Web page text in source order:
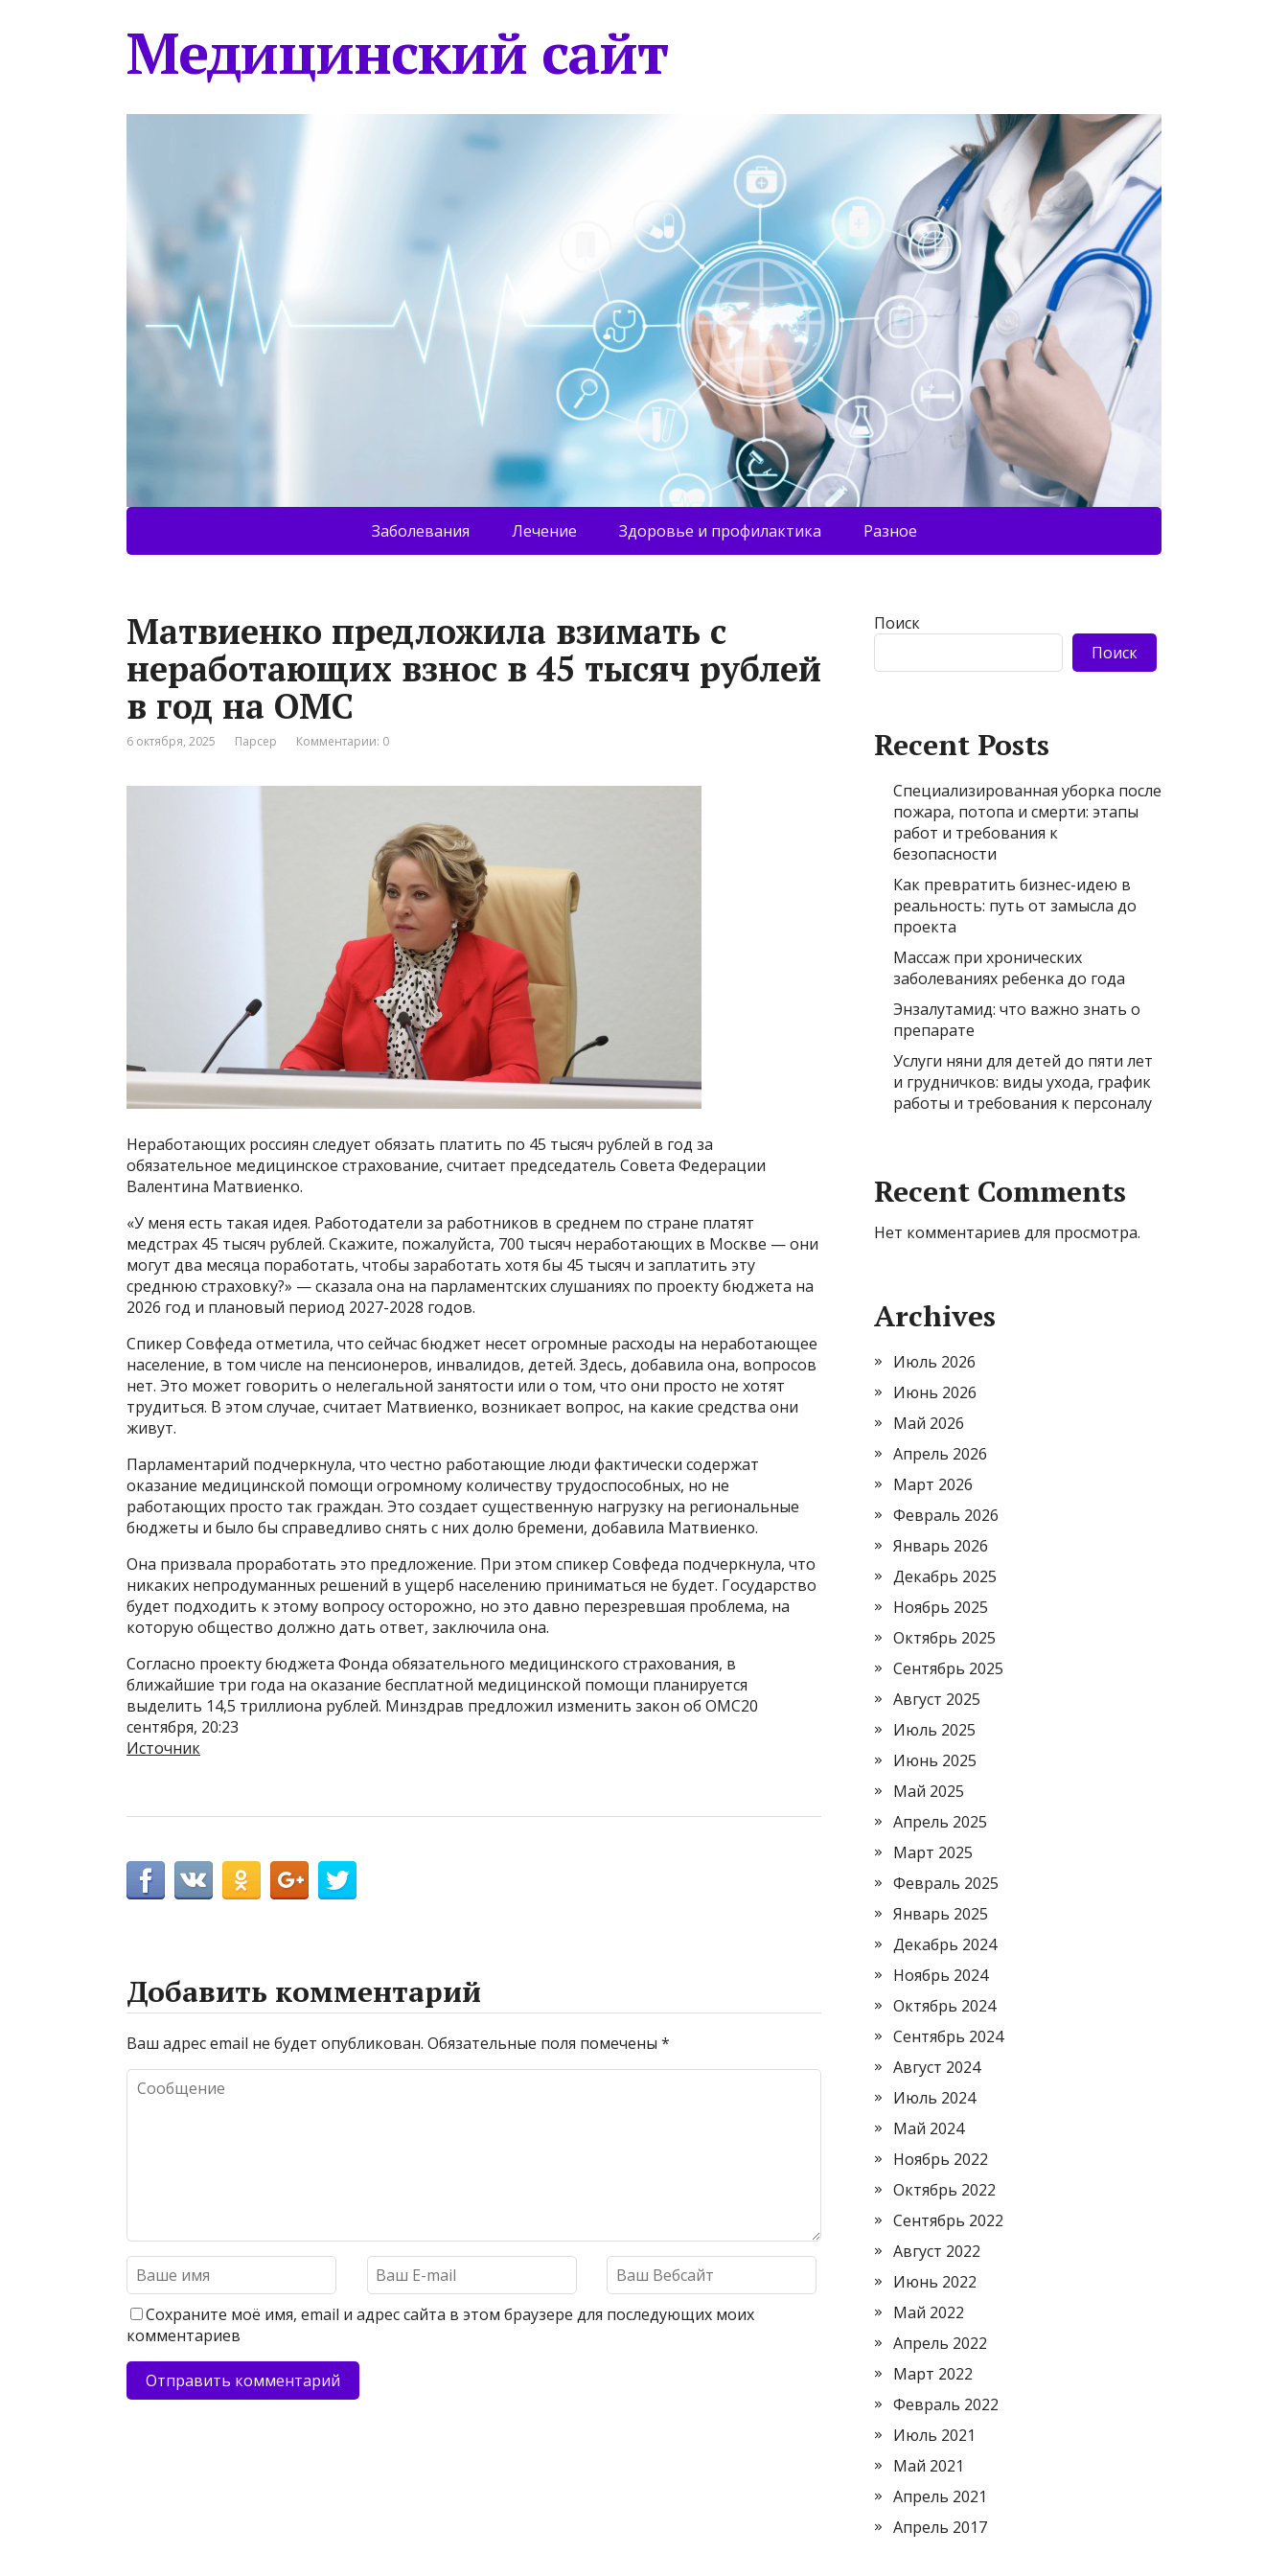
Медицинский сайт
Заболевания Лечение Здоровье и профилактика Разное
Матвиенко предложила взимать с
неработающих взнос в 45 тысяч рублей
в год на ОМС
6 октября, 2025 Парсер Комментарии: 0
Неработающих россиян следует обязать платить по 45 тысяч рублей в год за
обязательное медицинское страхование, считает председатель Совета Федерации
Валентина Матвиенко.
«У меня есть такая идея. Работодатели за работников в среднем по стране платят
медстрах 45 тысяч рублей. Скажите, пожалуйста, 700 тысяч неработающих в Москве — они
могут два месяца поработать, чтобы заработать хотя бы 45 тысяч и заплатить эту
среднюю страховку?» — сказала она на парламентских слушаниях по проекту бюджета на
2026 год и плановый период 2027-2028 годов.
Спикер Совфеда отметила, что сейчас бюджет несет огромные расходы на неработающее
население, в том числе на пенсионеров, инвалидов, детей. Здесь, добавила она, вопросов
нет. Это может говорить о нелегальной занятости или о том, что они просто не хотят
трудиться. В этом случае, считает Матвиенко, возникает вопрос, на какие средства они
живут.
Парламентарий подчеркнула, что честно работающие люди фактически содержат
оказание медицинской помощи огромному количеству трудоспособных, но не
работающих просто так граждан. Это создает существенную нагрузку на региональные
бюджеты и было бы справедливо снять с них долю бремени, добавила Матвиенко.
Она призвала проработать это предложение. При этом спикер Совфеда подчеркнула, что
никаких непродуманных решений в ущерб населению приниматься не будет. Государство
будет подходить к этому вопросу осторожно, но это давно перезревшая проблема, на
которую общество должно дать ответ, заключила она.
Согласно проекту бюджета Фонда обязательного медицинского страхования, в
ближайшие три года на оказание бесплатной медицинской помощи планируется
выделить 14,5 триллиона рублей. Минздрав предложил изменить закон об ОМС20
сентября, 20:23
Источник
Добавить комментарий
Ваш адрес email не будет опубликован. Обязательные поля помечены *
Сохраните моё имя, email и адрес сайта в этом браузере для последующих моих
комментариев
Поиск
Поиск
Recent Posts
Специализированная уборка после
пожара, потопа и смерти: этапы
работ и требования к
безопасности
Как превратить бизнес-идею в
реальность: путь от замысла до
проекта
Массаж при хронических
заболеваниях ребенка до года
Энзалутамид: что важно знать о
препарате
Услуги няни для детей до пяти лет
и грудничков: виды ухода, график
работы и требования к персоналу
Recent Comments
Нет комментариев для просмотра.
Archives
Июль 2026
Июнь 2026
Май 2026
Апрель 2026
Март 2026
Февраль 2026
Январь 2026
Декабрь 2025
Ноябрь 2025
Октябрь 2025
Сентябрь 2025
Август 2025
Июль 2025
Июнь 2025
Май 2025
Апрель 2025
Март 2025
Февраль 2025
Январь 2025
Декабрь 2024
Ноябрь 2024
Октябрь 2024
Сентябрь 2024
Август 2024
Июль 2024
Май 2024
Ноябрь 2022
Октябрь 2022
Сентябрь 2022
Август 2022
Июнь 2022
Май 2022
Апрель 2022
Март 2022
Февраль 2022
Июль 2021
Май 2021
Апрель 2021
Апрель 2017